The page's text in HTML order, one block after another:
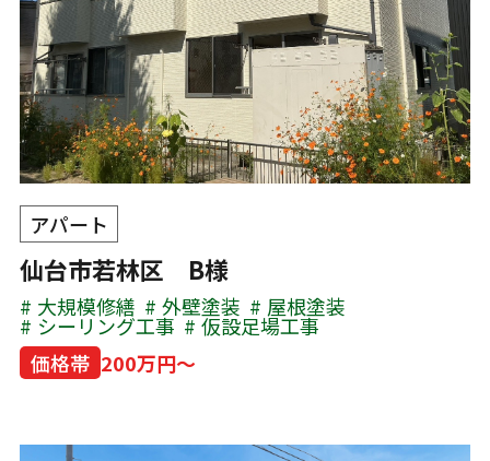
アパート
仙台市若林区 B様
大規模修繕 外壁塗装 屋根塗装
シーリング工事
仮設足場工事
価格帯 200万円～